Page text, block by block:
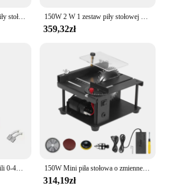
ALLSOME S3 96W Mini piły stołowe elektryczna piła stołowa DIY Model maszyna do cięcia 775 silnik 63mm ostrze 150W 2 W 1 zestaw piły stołowej o zmiennej prędkości piła tarczowa 30mm głębokość DIY szlifierka szlifierska szlifierka szlifierska
359,32zł
150W Mini piła stołowa o zmiennej prędkości Piła tarczowa stołowa 30 mm Głębokość cięcia DIY Szlifierka stołowa z 10 pasami szlifierskimi
314,19zł